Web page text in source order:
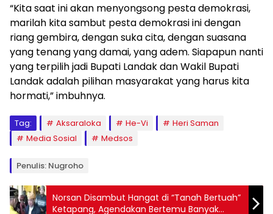
“Kita saat ini akan menyongsong pesta demokrasi,
marilah kita sambut pesta demokrasi ini dengan
riang gembira, dengan suka cita, dengan suasana
yang tenang yang damai, yang adem. Siapapun nanti
yang terpilih jadi Bupati Landak dan Wakil Bupati
Landak adalah pilihan masyarakat yang harus kita
hormati,” imbuhnya.
Tag: Aksaraloka He-Vi
Heri Saman
Media Sosial
Medsos
Penulis: Nugroho
Norsan Disambut Hangat di “Tanah Bertuah”
Ketapang, Agendakan Bertemu Banyak